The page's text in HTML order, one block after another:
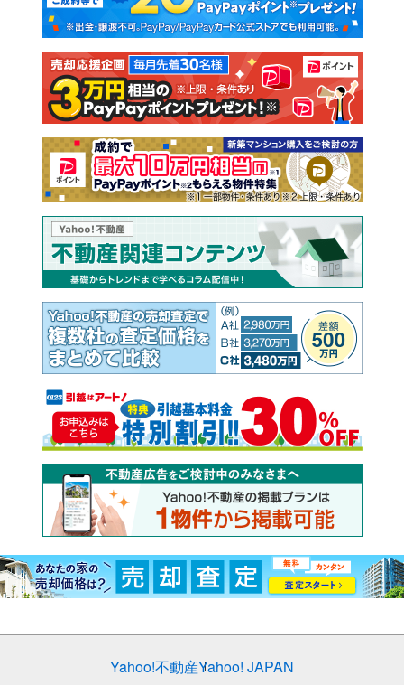
新築一戸建て 中古一戸建て
注文住宅 土地
売却査定
Yahoo!不動産Yahoo! JAPAN